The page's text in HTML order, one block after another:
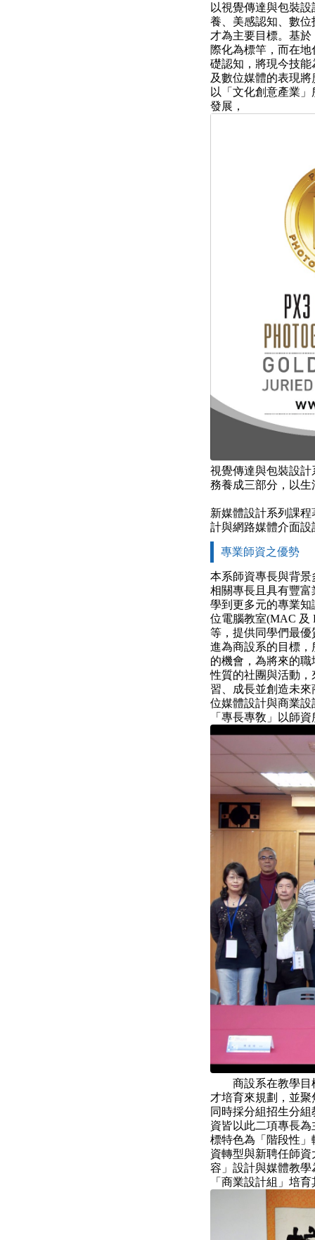
以視覺傳達與包裝
養、美感認知、數
才為主要目標。基
際化為標竿，而在
礎認知，將現今技
及數位媒體的表現
以「文化創意產業
發展，
視覺傳達與包裝設
務養成三部分，以
新媒體設計系列課
計與網路媒體介面
專業師資之優勢
本系師資專長與背
相關專長且具有豐
學到更多元的專業
位電腦教室(MAC 及
等，提供同學們最
進為商設系的目標
的機會，為將來的
性質的社團與活動
習、成長並創造未
位媒體設計與商業
「專長專敎」以師
商設系在教學目標
才培育來規劃，並
同時採分組招生分
資皆以此二項專長
標特色為「階段性
資轉型與新聘任師
容」設計與媒體教
「商業設計組」培